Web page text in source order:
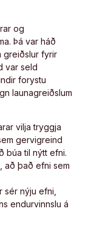
og
Þá var háð
greiðslur fyrir
var seld
forystu
launagreiðslum
vilja tryggja
gervigreind
búa til nýtt efni.
að það efni sem
nýju efni,
endurvinnslu á